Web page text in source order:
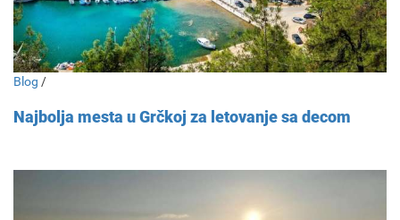
Blog /
Najbolja mesta u Grčkoj za letovanje sa decom